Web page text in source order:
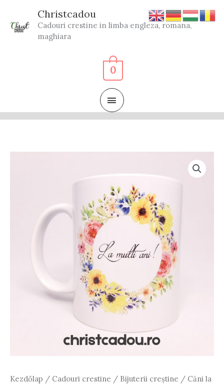
content
Christcadou
Cadouri crestine in limba engleza, romana,
maghiara
MAIN
MENU
0
Kezdőlap / Cadouri crestine / Bijuterii creștine / Căni la